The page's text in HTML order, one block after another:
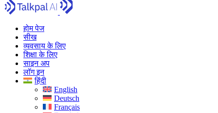
होम पेज
सीख
व्यवसाय के लिए
शिक्षा के लिए
साइन अप
लॉग इन
हिंदी
English
Deutsch
Français